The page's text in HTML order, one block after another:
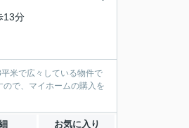
13分
米で広々している物件で
で、マイホームの購入を
お気に入り